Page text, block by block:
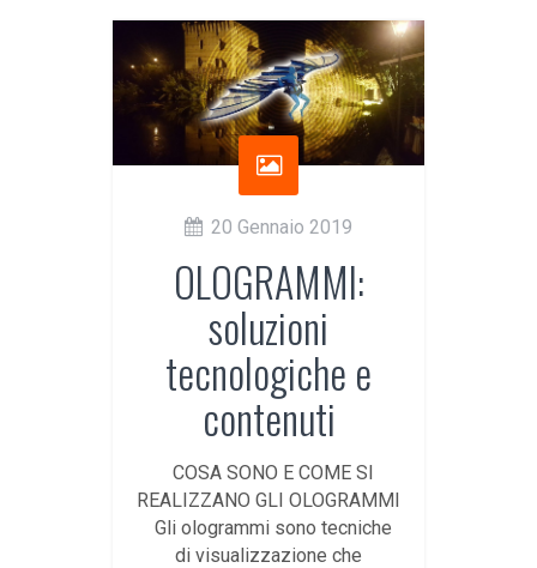
20 Gennaio 2019
OLOGRAMMI:
soluzioni
tecnologiche e
contenuti
COSA SONO E COME SI
REALIZZANO GLI OLOGRAMMI
Gli ologrammi sono tecniche
di visualizzazione che